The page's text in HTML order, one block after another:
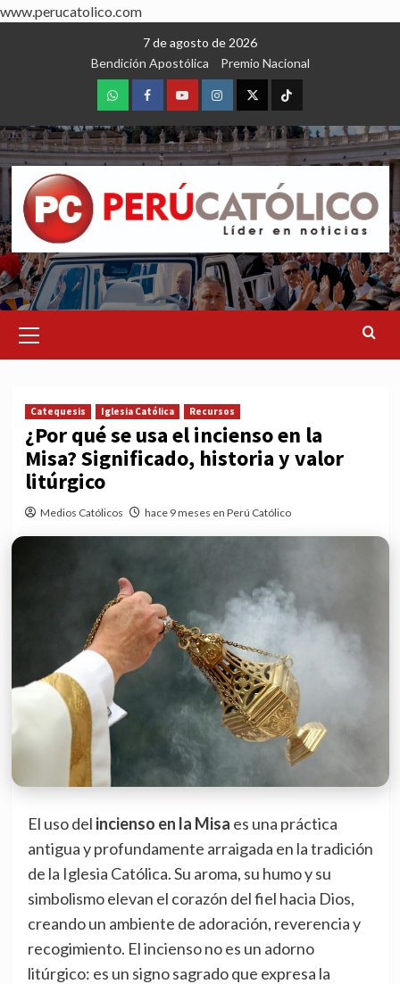
www.perucatolico.com
7 de agosto de 2026
Bendición Apostólica
Premio Nacional
WhatsAppFacebookYoutubeInstagram
X TikTok
Menu
Catequesis Iglesia Católica Recursos
¿Por qué se usa el incienso en la
Misa? Significado, historia y valor
litúrgico
Medios Católicos hace 9 meses en Perú Católico
El uso del incienso en la Misa es una práctica
antigua y profundamente arraigada en la tradición
de la Iglesia Católica. Su aroma, su humo y su
simbolismo elevan el corazón del fiel hacia Dios,
creando un ambiente de adoración, reverencia y
recogimiento. El incienso no es un adorno
litúrgico: es un signo sagrado que expresa la